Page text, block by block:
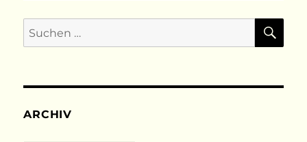
Suchen
nach:
ARCHIV